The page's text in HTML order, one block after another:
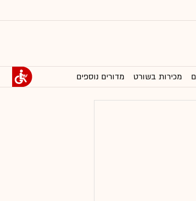
מכירות בשורט מדורים נוספים